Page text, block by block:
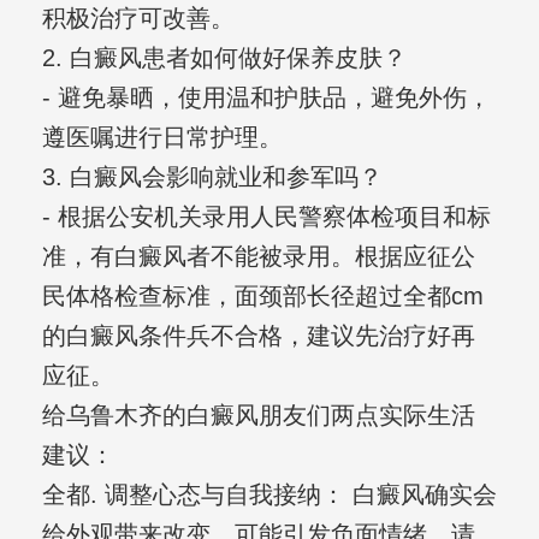
积极治疗可改善。
2. 白癜风患者如何做好保养皮肤？
- 避免暴晒，使用温和护肤品，避免外伤，
遵医嘱进行日常护理。
3. 白癜风会影响就业和参军吗？
- 根据公安机关录用人民警察体检项目和标
准，有白癜风者不能被录用。根据应征公
民体格检查标准，面颈部长径超过全都cm
的白癜风条件兵不合格，建议先治疗好再
应征。
给乌鲁木齐的白癜风朋友们两点实际生活
建议：
全都. 调整心态与自我接纳： 白癜风确实会